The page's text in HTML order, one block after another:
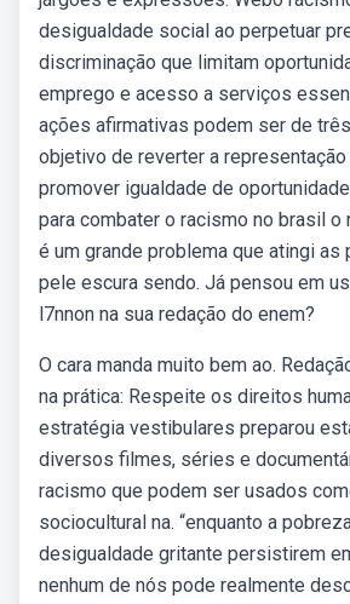
desigualdade social ao perpetuar
discriminação que limitam
emprego e acesso a serviços
ações afirmativas podem ser de
objetivo de reverter a representação
promover igualdade de
para combater o racismo no brasil o
é um grande problema que atingi as
pele escura sendo. Já pensou em
l7nnon na sua redação do enem?
O cara manda muito bem ao.
na prática: Respeite os direitos
estratégia vestibulares preparou
diversos filmes, séries e
racismo que podem ser usados
sociocultural na. “enquanto a
desigualdade gritante persistirem
nenhum de nós pode realmente